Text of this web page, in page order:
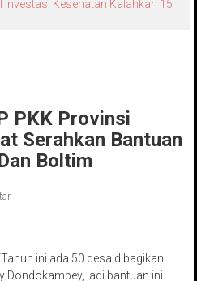
Investasi Kesehatan Kalahkan 15
PKK Provinsi
Serahkan Bantuan
Boltim
ini ada 50 desa dibagikan
Dondokambey, jadi bantuan ini